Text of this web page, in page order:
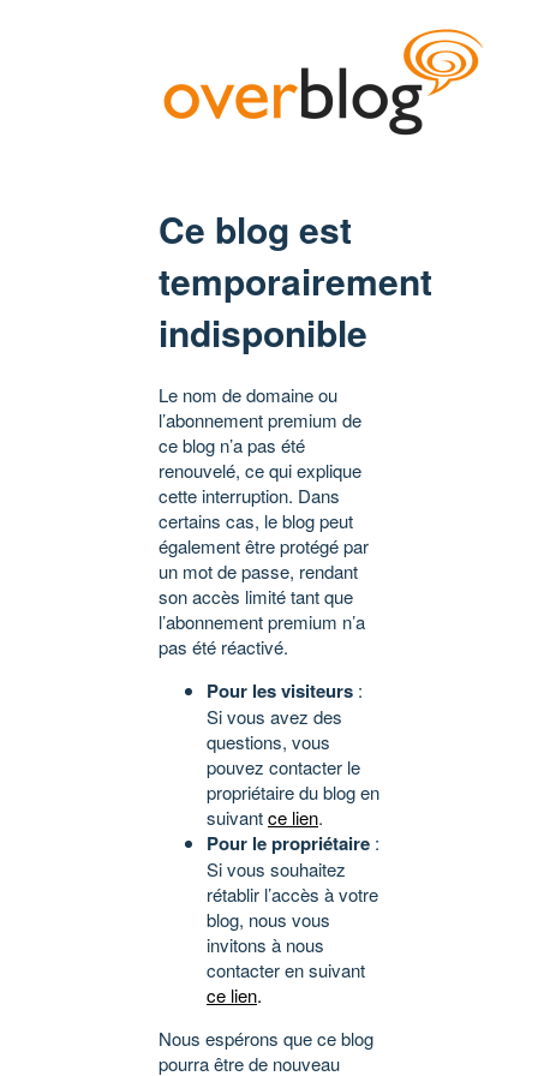
Ce blog est
temporairement
indisponible
Le nom de domaine ou
l’abonnement premium de
ce blog n’a pas été
renouvelé, ce qui explique
cette interruption. Dans
certains cas, le blog peut
également être protégé par
un mot de passe, rendant
son accès limité tant que
l’abonnement premium n’a
pas été réactivé.
Pour les visiteurs :
Si vous avez des
questions, vous
pouvez contacter le
propriétaire du blog en
suivantce lien.
Pour le propriétaire :
Si vous souhaitez
rétablir l’accès à votre
blog, nous vous
invitons à nous
contacter en suivant
ce lien.
Nous espérons que ce blog
pourra être de nouveau